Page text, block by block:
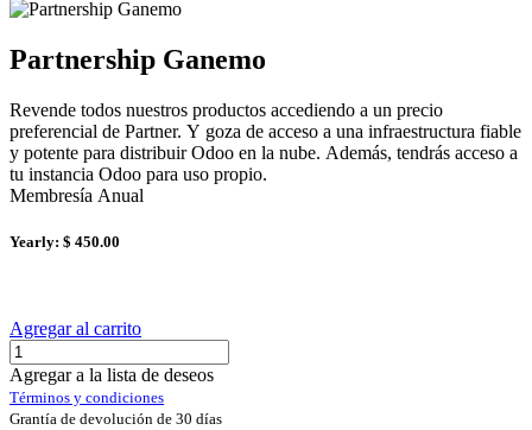
Partnership Ganemo
Revende todos nuestros productos accediendo a un precio
preferencial de Partner. Y goza de acceso a una infraestructura fiable
y potente para distribuir Odoo en la nube. Además, tendrás acceso a
tu instancia Odoo para uso propio.
Membresía Anual
Yearly: $ 450.00
Agregar al carrito
Agregar a la lista de deseos
Términos y condiciones
Grantía de devolución de 30 días